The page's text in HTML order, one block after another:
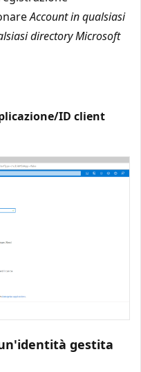
Account in qualsiasi
directory Microsoft
ID client
gestita